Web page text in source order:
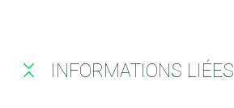
INFORMATIONS LIÉES